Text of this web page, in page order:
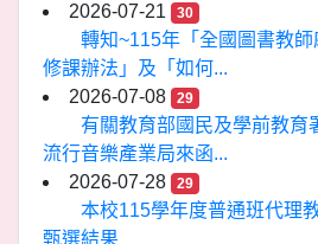
2026-07-21
30
轉知~115年「全國圖書教師
修課辦法」及「如何...
2026-07-08
29
有關教育部國民及學前教育
流行音樂產業局來函...
2026-07-28
29
本校115學年度普通班代理
甄選結果